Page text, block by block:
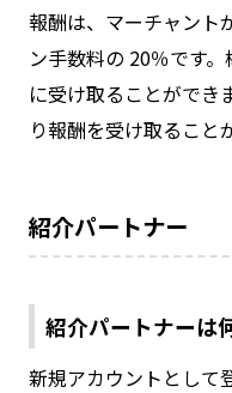
報酬は、マーチャント
ン手数料の 20％です
に受け取ることができ
り報酬を受け取ること
紹介パートナー
紹介パートナーは
新規アカウントとして